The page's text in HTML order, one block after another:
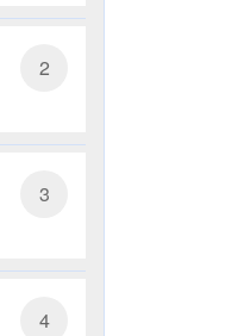
2
3
4